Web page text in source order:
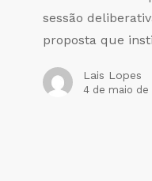
sessão
proposta que
Lais Lopes
4 de maio de